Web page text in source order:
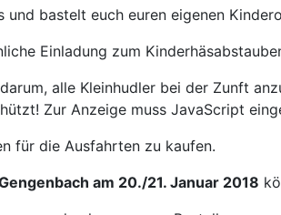
bastelt euch euren eigenen
Einladung zum
alle Kleinhudler bei der Zunft
Zur Anzeige muss JavaScript
für die Ausfahrten zu kaufen.
am 20./21. Januar 2018